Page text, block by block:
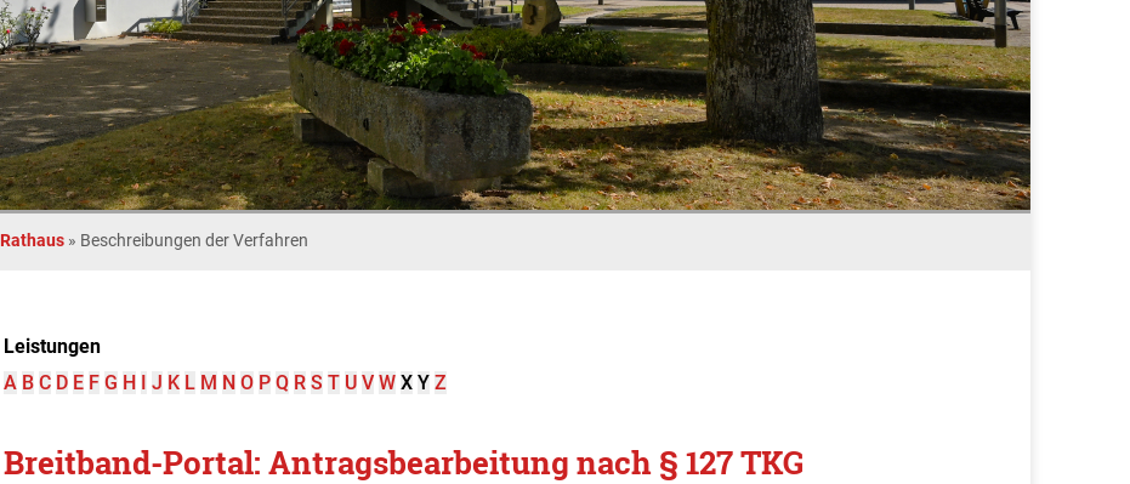
Rathaus » Beschreibungen der Verfahren
Leistungen
A B C D E F G H I J K L M N O P Q R S T U V W X Y Z
Breitband-Portal: Antragsbearbeitung nach § 127 TKG